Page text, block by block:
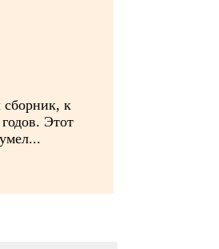
сборник, к
Этот